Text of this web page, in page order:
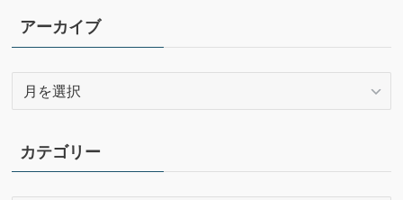
アーカイブ
イ
ブ
カテゴリー